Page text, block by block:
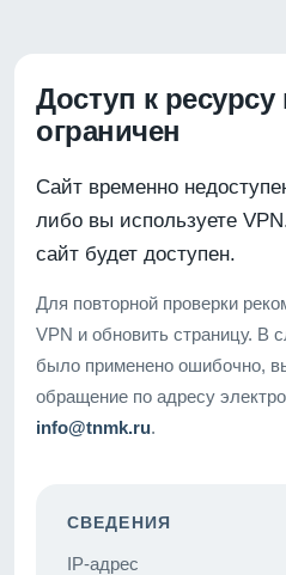
Доступ к
ограничен
Сайт временно
либо вы используете
сайт будет доступен.
Для повторной проверки
VPN и обновить страницу. В
было применено ошибочно,
обращение по адресу
info@tnmk.ru.
СВЕДЕНИЯ
IP-адрес